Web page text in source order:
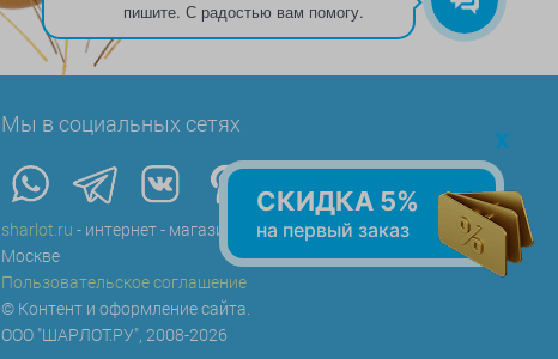
пишите. С радостью вам помогу.
Мы в социальных сетях
sharlot.ru - интернет - магазин воздушных шаров в
Москве
Пользовательское соглашение
© Контент и оформление сайта.
ООО "ШАРЛОТ.РУ", 2008-2026
x
СКИДКА 5%
на первый заказ